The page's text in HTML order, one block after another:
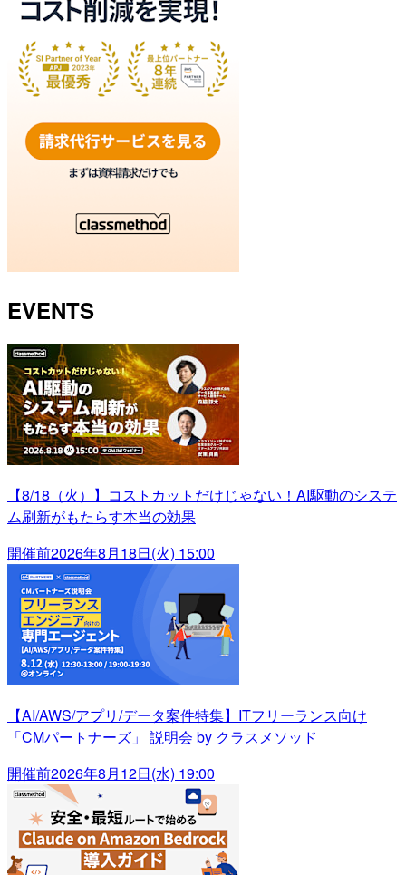
EVENTS
【8/18（火）】コストカットだけじゃない！AI駆動のシステ
ム刷新がもたらす本当の効果
開催前2026年8月18日(火) 15:00
【AI/AWS/アプリ/データ案件特集】ITフリーランス向け
「CMパートナーズ」 説明会 by クラスメソッド
開催前2026年8月12日(水) 19:00